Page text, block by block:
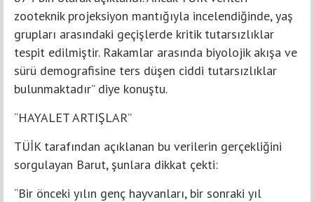
zooteknik projeksiyon mantığıyla incelendiğinde, yaş
grupları arasındaki geçişlerde kritik tutarsızlıklar
tespit edilmiştir. Rakamlar arasında biyolojik akışa ve
sürü demografisine ters düşen ciddi tutarsızlıklar
bulunmaktadır” diye konuştu.
“HAYALET ARTIŞLAR”
TÜİK tarafından açıklanan bu verilerin gerçekliğini
sorgulayan Barut, şunlara dikkat çekti:
“Bir önceki yılın genç hayvanları, bir sonraki yıl